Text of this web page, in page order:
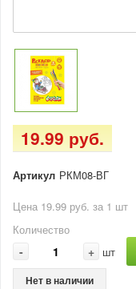
19.99 руб.
Артикул РКМ08-ВГ
Цена 19.99 руб. за 1 шт
Количество
- + шт
Нет в наличии